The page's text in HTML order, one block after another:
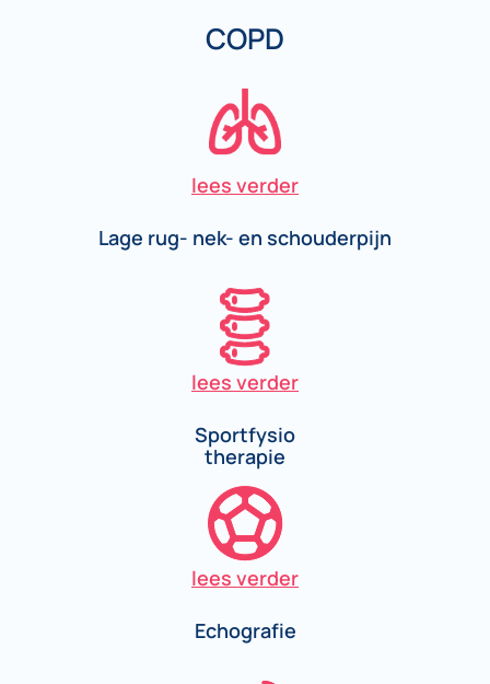
COPD
lees verder
Lage rug- nek- en schouderpijn
lees verder
Sportfysio
therapie
lees verder
Echografie